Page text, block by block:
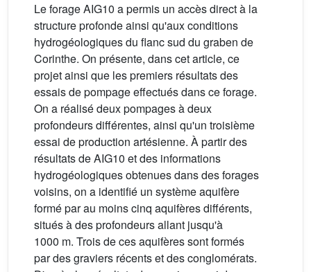
Le forage AIG10 a permis un accès direct à la
structure profonde ainsi qu'aux conditions
hydrogéologiques du flanc sud du graben de
Corinthe. On présente, dans cet article, ce
projet ainsi que les premiers résultats des
essais de pompage effectués dans ce forage.
On a réalisé deux pompages à deux
profondeurs différentes, ainsi qu'un troisième
essai de production artésienne. À partir des
résultats de AIG10 et des informations
hydrogéologiques obtenues dans des forages
voisins, on a identifié un système aquifère
formé par au moins cinq aquifères différents,
situés à des profondeurs allant jusqu'à
1000 m. Trois de ces aquifères sont formés
par des graviers récents et des conglomérats.